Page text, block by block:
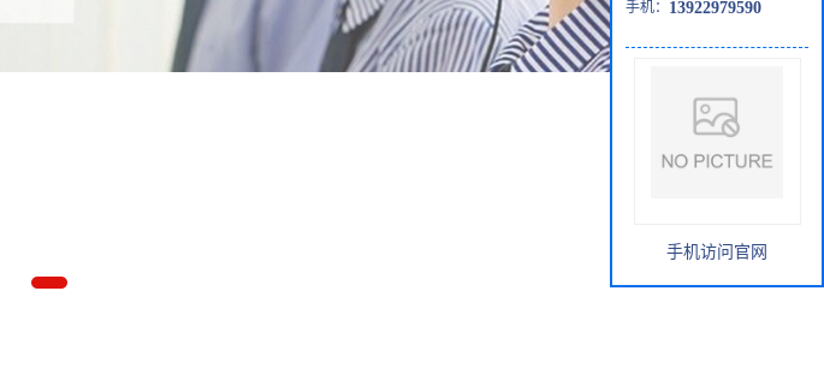
手机： 13922979590
手机访问官网